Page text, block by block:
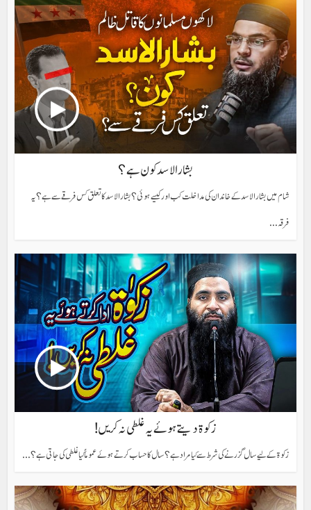
بشار الاسد کون ہے؟
شام میں بشار الاسد کے خاندان کی مداخلت کب اور کیسے ہوئی؟ بشار الاسد کا تعلق کس فرقے سے ہے؟ یہ
فرقہ...
زکوۃ دیتے ہوئے یہ غلطی نہ کریں!
زکوۃ کے لیے سال گزرنے کی شرط سے کیا مراد ہے؟ سال کا حساب کرتے ہوئے عموماً کیا غلطی کی جاتی ہے؟...